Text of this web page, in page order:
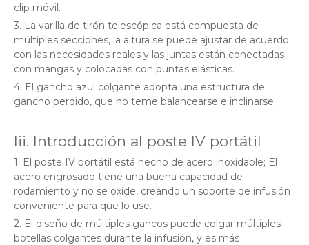
clip móvil.
3. La varilla de tirón telescópica está compuesta de
múltiples secciones, la altura se puede ajustar de acuerdo
con las necesidades reales y las juntas están conectadas
con mangas y colocadas con puntas elásticas.
4. El gancho azul colgante adopta una estructura de
gancho perdido, que no teme balancearse e inclinarse.
Iii. Introducción al poste IV portátil
1. El poste IV portátil está hecho de acero inoxidable; El
acero engrosado tiene una buena capacidad de
rodamiento y no se oxide, creando un soporte de infusión
conveniente para que lo use.
2. El diseño de múltiples gancos puede colgar múltiples
botellas colgantes durante la infusión, y es más